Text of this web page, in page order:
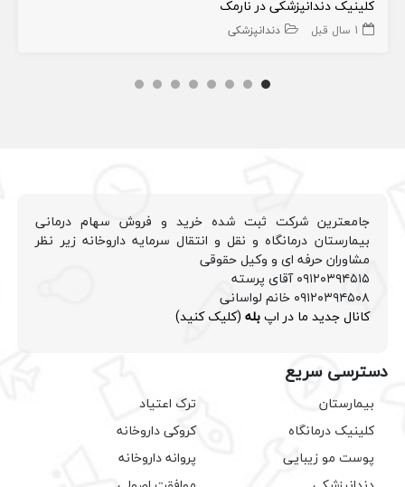
کلینیک دندانپزشکی در نارمک
1 سال قبل دندانپزشکی
جامعترین شرکت ثبت شده خرید و فروش سهام درمانی
بیمارستان درمانگاه و نقل و انتقال سرمایه داروخانه زیر نظر
مشاوران حرفه ای و وکیل حقوقی
۰۹۱۲۰۳۹۴۵۱۵ آقای پرسته
۰۹۱۲۰۳۹۴۵۰۸ خانم لواسانی
کانال جدید ما در اپبله (کلیک کنید)
دسترسی سریع
بیمارستان
کلینیک درمانگاه
پوست مو زیبایی
ترک اعتیاد
کروکی داروخانه
پروانه داروخانه